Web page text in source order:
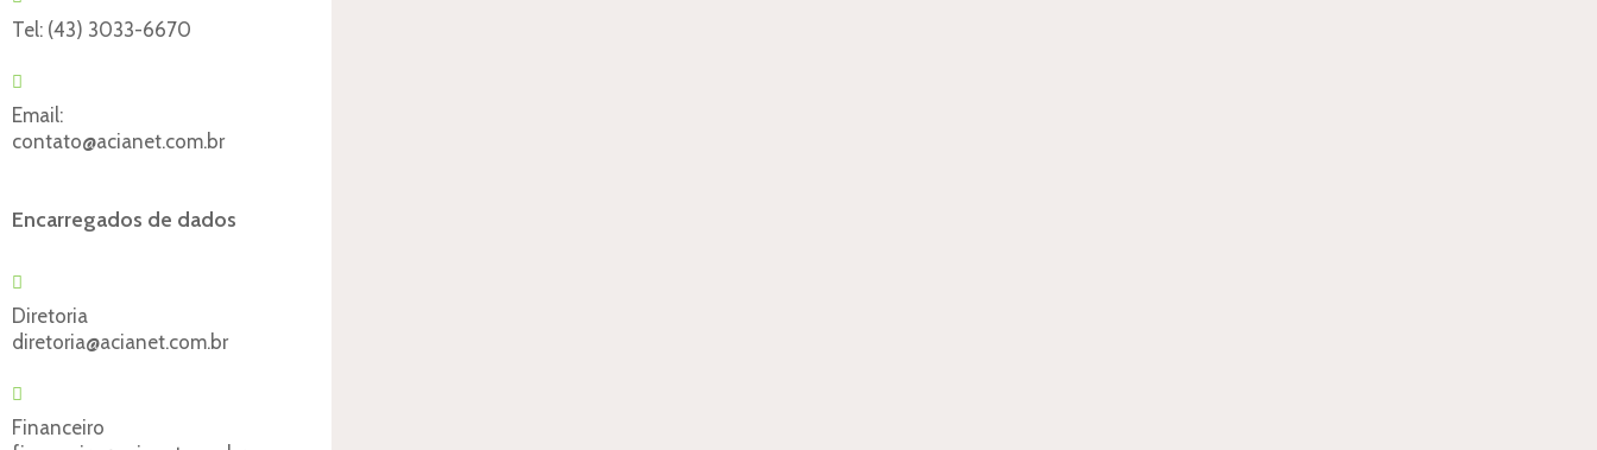
Tel: (43) 3033-6670
Email:
contato@acianet.com.br
Encarregados de dados
Diretoria
diretoria@acianet.com.br
Financeiro